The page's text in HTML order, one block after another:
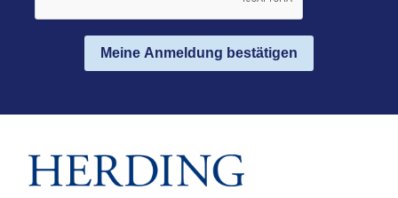
Meine Anmeldung bestätigen